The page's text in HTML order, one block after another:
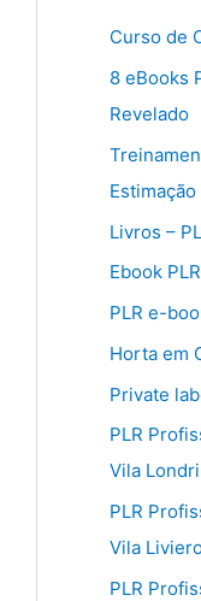
Curso de
8 eBooks
Revelado
Estimação
Livros –
Ebook
PLR e-
Horta em
Private
PLR
Vila
PLR
Vila
PLR